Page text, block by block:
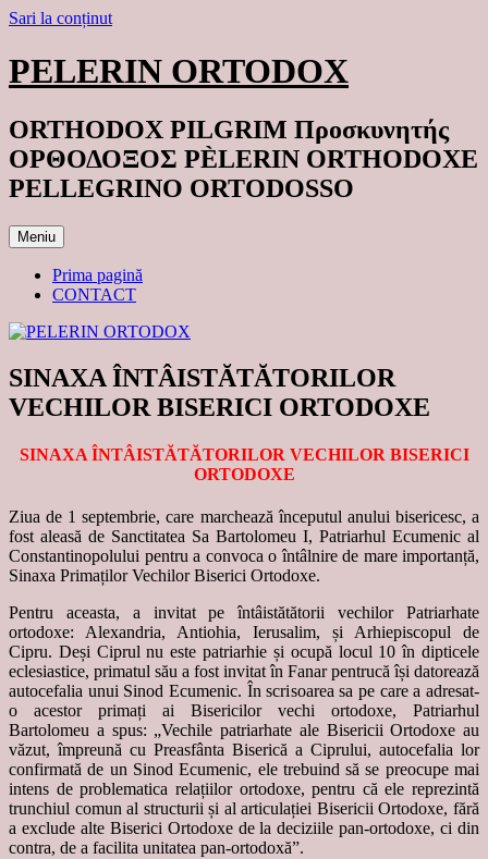
Sari la conținut
PELERIN ORTODOX
ORTHODOX PILGRIM Προσκυνητής
ΟΡΘΟΔΟΞΟΣ PÈLERIN ORTHODOXE
PELLEGRINO ORTODOSSO
Meniu
Prima pagină
CONTACT
SINAXA ÎNTÂISTĂTĂTORILOR
VECHILOR BISERICI ORTODOXE
SINAXA ÎNTÂISTĂTĂTORILOR VECHILOR BISERICI
ORTODOXE
Ziua de 1 septembrie, care marchează începutul anului bisericesc, a
fost aleasă de Sanctitatea Sa Bartolomeu I, Patriarhul Ecumenic al
Constantinopolului pentru a convoca o întâlnire de mare importanță,
Sinaxa Primaților Vechilor Biserici Ortodoxe.
Pentru aceasta, a invitat pe întâistătătorii vechilor Patriarhate
ortodoxe: Alexandria, Antiohia, Ierusalim, și Arhiepiscopul de
Cipru. Deși Ciprul nu este patriarhie și ocupă locul 10 în dipticele
eclesiastice, primatul său a fost invitat în Fanar pentrucă își datorează
autocefalia unui Sinod Ecumenic. În scrisoarea sa pe care a adresat-
o acestor primați ai Bisericilor vechi ortodoxe, Patriarhul
Bartolomeu a spus: „Vechile patriarhate ale Bisericii Ortodoxe au
văzut, împreună cu Preasfânta Biserică a Ciprului, autocefalia lor
confirmată de un Sinod Ecumenic, ele trebuind să se preocupe mai
intens de problematica relațiilor ortodoxe, pentru că ele reprezintă
trunchiul comun al structurii și al articulației Bisericii Ortodoxe, fără
a exclude alte Biserici Ortodoxe de la deciziile pan-ortodoxe, ci din
contra, de a facilita unitatea pan-ortodoxă”.